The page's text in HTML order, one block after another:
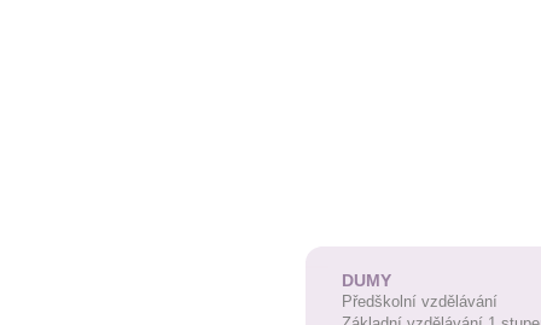
DUMY
Předškolní vzdělávání